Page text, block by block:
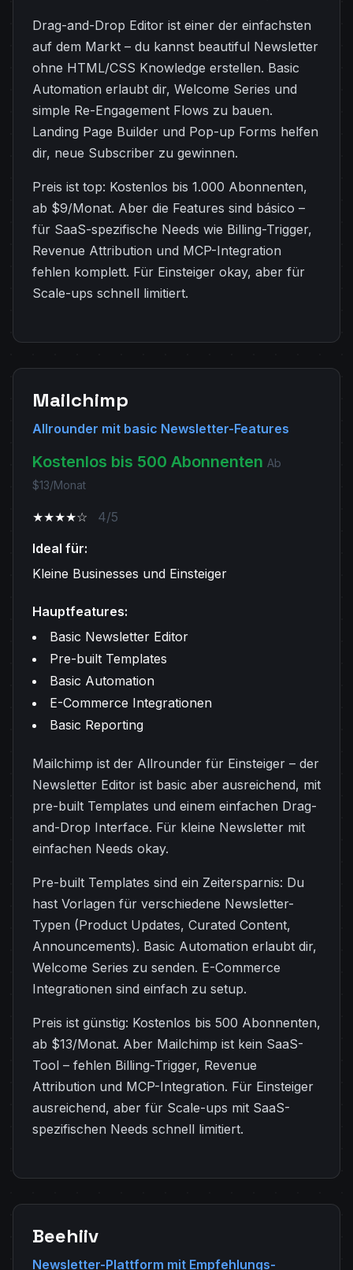
Drag-and-Drop Editor ist einer der einfachsten
auf dem Markt – du kannst beautiful Newsletter
ohne HTML/CSS Knowledge erstellen. Basic
Automation erlaubt dir, Welcome Series und
simple Re-Engagement Flows zu bauen.
Landing Page Builder und Pop-up Forms helfen
dir, neue Subscriber zu gewinnen.
Preis ist top: Kostenlos bis 1.000 Abonnenten,
ab $9/Monat. Aber die Features sind básico –
für SaaS-spezifische Needs wie Billing-Trigger,
Revenue Attribution und MCP-Integration
fehlen komplett. Für Einsteiger okay, aber für
Scale-ups schnell limitiert.
Mailchimp
Allrounder mit basic Newsletter-Features
Kostenlos bis 500 Abonnenten Ab
$13/Monat
★★★★☆
4/5
Ideal für:
Kleine Businesses und Einsteiger
Hauptfeatures:
Basic Newsletter Editor
Pre-built Templates
Basic Automation
E-Commerce Integrationen
Basic Reporting
Mailchimp ist der Allrounder für Einsteiger – der
Newsletter Editor ist basic aber ausreichend, mit
pre-built Templates und einem einfachen Drag-
and-Drop Interface. Für kleine Newsletter mit
einfachen Needs okay.
Pre-built Templates sind ein Zeitersparnis: Du
hast Vorlagen für verschiedene Newsletter-
Typen (Product Updates, Curated Content,
Announcements). Basic Automation erlaubt dir,
Welcome Series zu senden. E-Commerce
Integrationen sind einfach zu setup.
Preis ist günstig: Kostenlos bis 500 Abonnenten,
ab $13/Monat. Aber Mailchimp ist kein SaaS-
Tool – fehlen Billing-Trigger, Revenue
Attribution und MCP-Integration. Für Einsteiger
ausreichend, aber für Scale-ups mit SaaS-
spezifischen Needs schnell limitiert.
Beehiiv
Newsletter-Plattform mit Empfehlungs-